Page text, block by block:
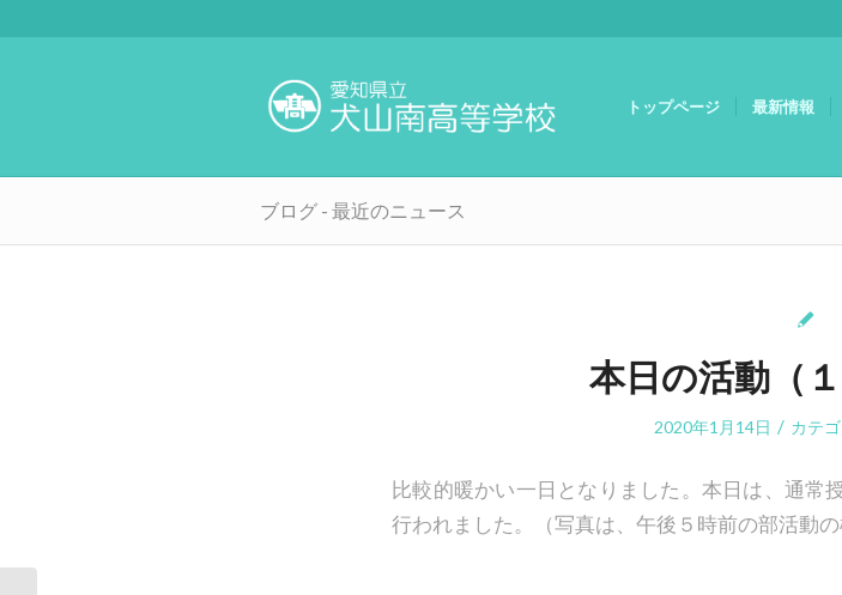
トップページ 最新情報
ブログ - 最近のニュース
本日の活動（１
2020年1月14日 / カテ
比較的暖かい一日となりました。本日は、通常
行われました。（写真は、午後５時前の部活動の